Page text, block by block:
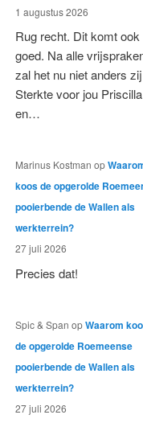
1 augustus 2026
Rug recht. Dit komt ook
goed. Na alle
zal het nu niet anders
Sterkte voor jou Priscilla
en…
Marinus Kostman op
koos de opgerolde
pooierbende de Wallen als
werkterrein?
27 juli 2026
Precies dat!
Spic & Span opWaarom
de opgerolde Roemeense
pooierbende de Wallen als
werkterrein?
27 juli 2026